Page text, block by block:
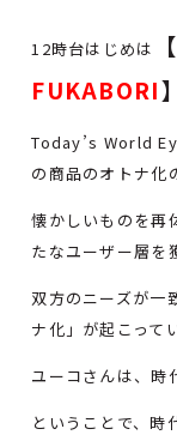
12時台はじめは 【
FUKABORI】
Today’s World
の商品のオトナ化
懐かしいものを再
たなユーザー層を
双方のニーズが一
ナ化」が起こって
ユーコさんは、時
ということで、時